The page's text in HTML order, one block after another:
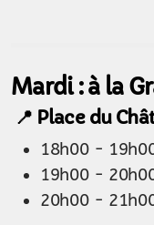
Mardi : à la
📍 Place du
18h00 -
19h00 -
20h00 -